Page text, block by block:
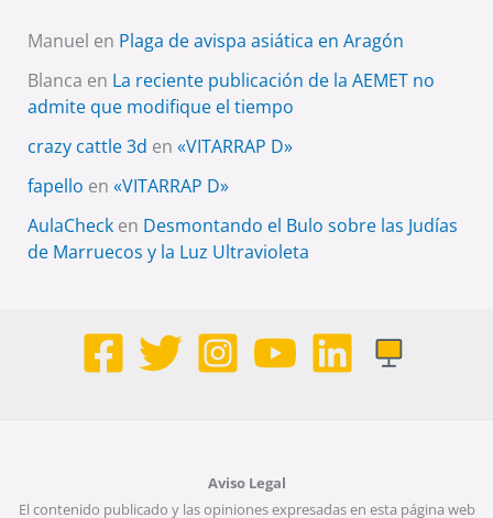
Manuel en Plaga de avispa asiática en Aragón
Blanca en La reciente publicación de la AEMET no
admite que modifique el tiempo
crazy cattle 3d en «VITARRAP D»
fapello en «VITARRAP D»
AulaChecken Desmontando el Bulo sobre las Judías
de Marruecos y la Luz Ultravioleta
Aviso Legal
El contenido publicado y las opiniones expresadas en esta página web